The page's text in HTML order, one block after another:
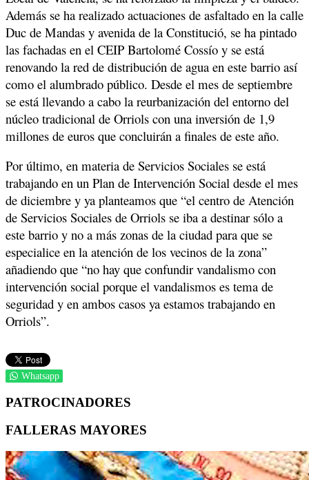
Además se ha realizado actuaciones de asfaltado en la calle
Duc de Mandas y avenida de la Constitució, se ha pintado
las fachadas en el CEIP Bartolomé Cossío y se está
renovando la red de distribución de agua en este barrio así
como el alumbrado público. Desde el mes de septiembre
se está llevando a cabo la reurbanización del entorno del
núcleo tradicional de Orriols con una inversión de 1,9
millones de euros que concluirán a finales de este año.
Por último, en materia de Servicios Sociales se está
trabajando en un Plan de Intervención Social desde el mes
de diciembre y ya planteamos que “el centro de Atención
de Servicios Sociales de Orriols se iba a destinar sólo a
este barrio y no a más zonas de la ciudad para que se
especialice en la atención de los vecinos de la zona”
añadiendo que “no hay que confundir vandalismo con
intervención social porque el vandalismos es tema de
seguridad y en ambos casos ya estamos trabajando en
Orriols”.
Whatsapp
PATROCINADORES
FALLERAS MAYORES